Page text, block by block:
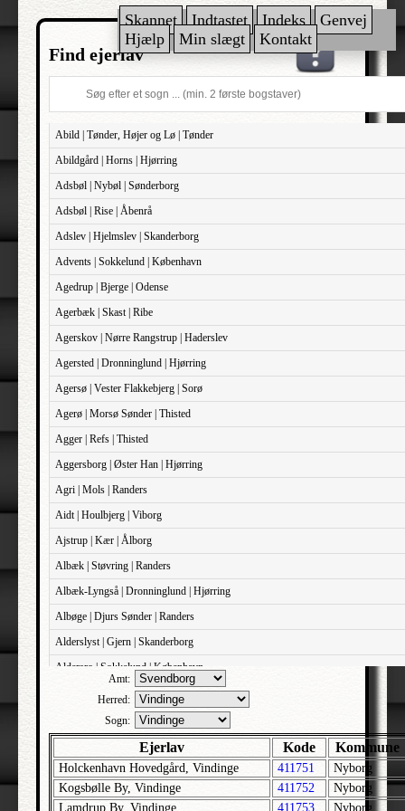
Skannet Indtastet Indeks
Genvej
Hjælp
Min slægt Kontakt
Find ejerlav
Abild | Tønder, Højer og Lø | Tønder
Abildgård | Horns | Hjørring
Adsbøl | Nybøl | Sønderborg
Adsbøl | Rise | Åbenrå
Adslev | Hjelmslev | Skanderborg
Advents | Sokkelund | København
Agedrup | Bjerge | Odense
Agerbæk | Skast | Ribe
Agerskov | Nørre Rangstrup | Haderslev
Agersted | Dronninglund | Hjørring
Agersø | Vester Flakkebjerg | Sorø
Agerø | Morsø Sønder | Thisted
Agger | Refs | Thisted
Aggersborg | Øster Han | Hjørring
Agri | Mols | Randers
Aidt | Houlbjerg | Viborg
Ajstrup | Kær | Ålborg
Albæk | Støvring | Randers
Albæk-Lyngså | Dronninglund | Hjørring
Albøge | Djurs Sønder | Randers
Alderslyst | Gjern | Skanderborg
Aldersro | Sokkelund | København
Allehelgens | Sokkelund | København
Aller | Sønder Tyrstrup | Haderslev
Allerslev | Bårse | Præstø
Allerslev | Voldborg | Roskilde
Allerup | Åsum | Odense
Amt:
Herred:
Sogn:
Ejerlav Kode Kommune
Holckenhavn Hovedgård, Vindinge 411751
Nyborg
Kogsbølle By, Vindinge
411752
Nyborg
Lamdrup By, Vindinge
411753 Nyborg